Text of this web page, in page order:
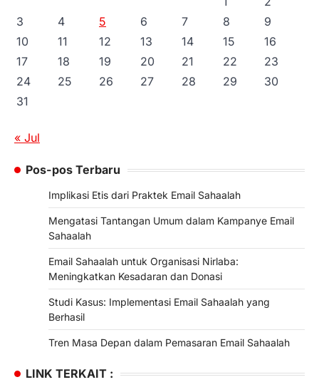
3
4 5 6 7 8
9
10
11 12 13 14 15
16
17
18 19 20 21 22
23
24
25 26 27 28 29
30
31
« Jul
Pos-pos Terbaru
Implikasi Etis dari Praktek Email Sahaalah
Mengatasi Tantangan Umum dalam Kampanye Email
Sahaalah
Email Sahaalah untuk Organisasi Nirlaba:
Meningkatkan Kesadaran dan Donasi
Studi Kasus: Implementasi Email Sahaalah yang
Berhasil
Tren Masa Depan dalam Pemasaran Email Sahaalah
LINK TERKAIT :